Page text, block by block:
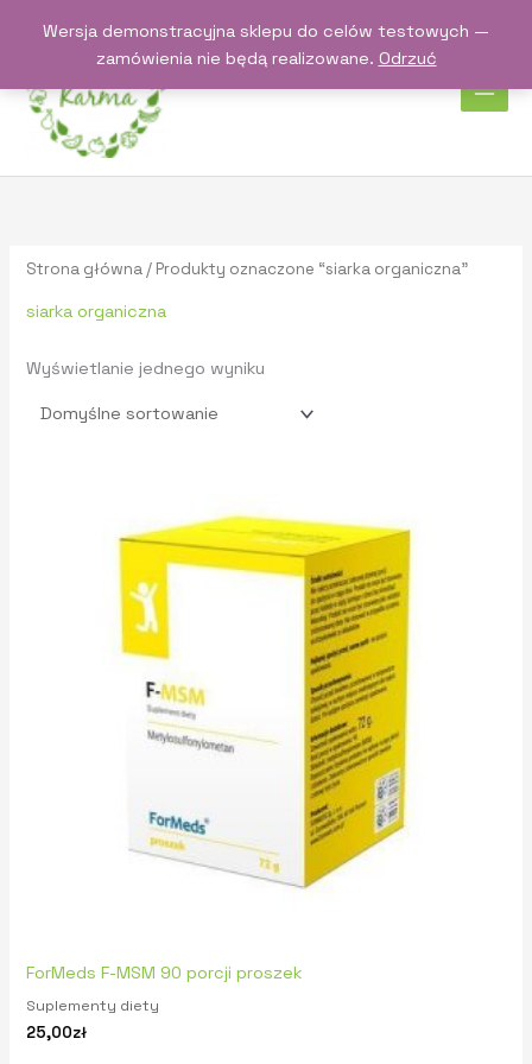
Wersja demonstracyjna sklepu do celów testowych —
zamówienia nie będą realizowane. Odrzuć
Strona główna / Produkty oznaczone “siarka organiczna”
siarka organiczna
Wyświetlanie jednego wyniku
ForMeds F-MSM 90 porcji proszek
Suplementy diety
25,00zł